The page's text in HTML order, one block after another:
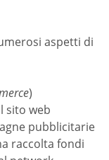
aspetti di
)
sito web
pubblicitarie
raccolta fondi